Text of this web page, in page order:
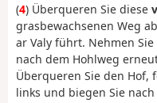
(4) Überqueren Sie diese
grasbewachsenen Weg
ar Valy führt. Nehmen
nach dem Hohlweg
Überqueren Sie den Hof,
links und biegen Sie